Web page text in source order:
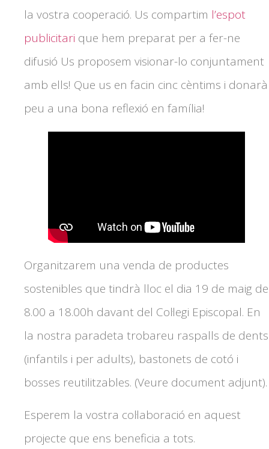
la vostra cooperació. Us compartim l’espot
publicitari que hem preparat per a fer-ne
difusió Us proposem visionar-lo conjuntament
amb ells! Que us en facin cinc cèntims i donarà
peu a una bona reflexió en família!
Organitzarem una venda de productes
sostenibles que tindrà lloc el dia 19 de maig de
8.00 a 18.00h davant del Col·legi Episcopal. En
la nostra paradeta trobareu raspalls de dents
(infantils i per adults), bastonets de cotó i
bosses reutilitzables. (Veure document adjunt).
Esperem la vostra col·laboració en aquest
projecte que ens beneficia a tots.